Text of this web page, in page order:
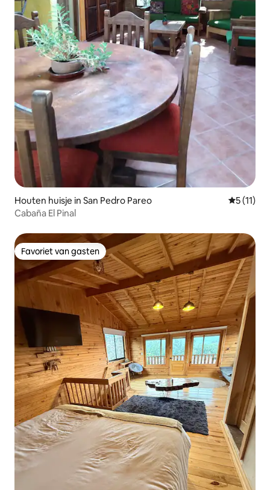
Houten huisje in San Pedro Pareo
5 (11)
Cabaña El Pinal
Favoriet van gasten
Favoriet van gasten